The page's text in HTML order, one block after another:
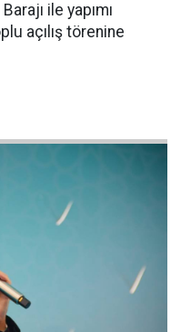
ile yapımı
açılış törenine